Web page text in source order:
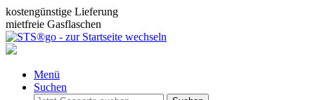
kostengünstige Lieferung
mietfreie Gasflaschen
Menü
Suchen